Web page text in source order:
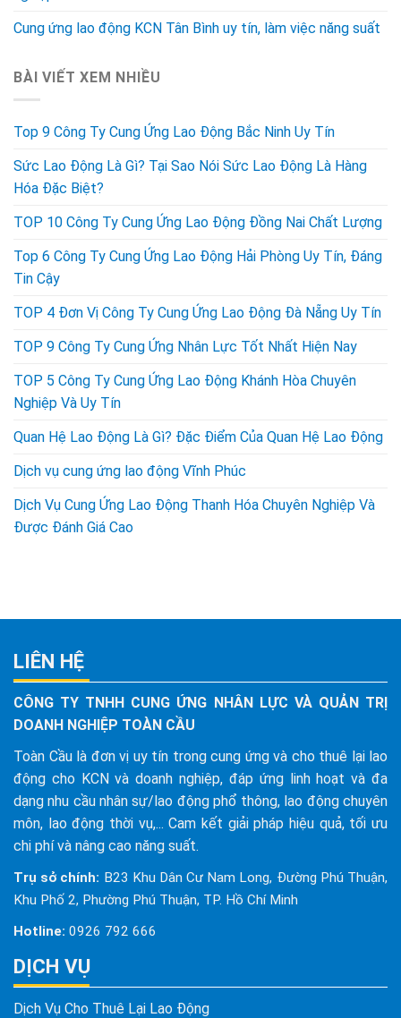
Cung ứng lao động KCN Tân Bình uy tín, làm việc năng suất
BÀI VIẾT XEM NHIỀU
Top 9 Công Ty Cung Ứng Lao Động Bắc Ninh Uy Tín
Sức Lao Động Là Gì? Tại Sao Nói Sức Lao Động Là Hàng
Hóa Đặc Biệt?
TOP 10 Công Ty Cung Ứng Lao Động Đồng Nai Chất Lượng
Top 6 Công Ty Cung Ứng Lao Động Hải Phòng Uy Tín, Đáng
Tin Cậy
TOP 4 Đơn Vị Công Ty Cung Ứng Lao Động Đà Nẵng Uy Tín
TOP 9 Công Ty Cung Ứng Nhân Lực Tốt Nhất Hiện Nay
TOP 5 Công Ty Cung Ứng Lao Động Khánh Hòa Chuyên
Nghiệp Và Uy Tín
Quan Hệ Lao Động Là Gì? Đặc Điểm Của Quan Hệ Lao Động
Dịch vụ cung ứng lao động Vĩnh Phúc
Dịch Vụ Cung Ứng Lao Động Thanh Hóa Chuyên Nghiệp Và
Được Đánh Giá Cao
LIÊN HỆ
CÔNG TY TNHH CUNG ỨNG NHÂN LỰC VÀ QUẢN TRỊ
DOANH NGHIỆP TOÀN CẦU
Toàn Cầu là đơn vị uy tín trong cung ứng và cho thuê lại lao
động cho KCN và doanh nghiệp, đáp ứng linh hoạt và đa
dạng nhu cầu nhân sự/lao động phổ thông, lao động chuyên
môn, lao động thời vụ,... Cam kết giải pháp hiệu quả, tối ưu
chi phí và nâng cao năng suất.
Trụ sở chính: B23 Khu Dân Cư Nam Long, Đường Phú Thuận,
Khu Phố 2, Phường Phú Thuận, TP. Hồ Chí Minh
Hotline: 0926 792 666
DỊCH VỤ
Dịch Vụ Cho Thuê Lại Lao Động